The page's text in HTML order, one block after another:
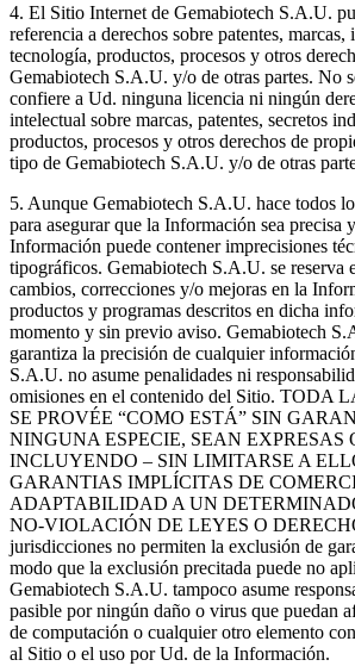
4. El Sitio Internet de Gemabiotech S.A.U.
referencia a derechos sobre patentes,
tecnología, productos, procesos y otros
Gemabiotech S.A.U. y/o de otras partes. No
confiere a Ud. ninguna licencia ni ningún
intelectual sobre marcas, patentes, secretos
productos, procesos y otros derechos de
tipo de Gemabiotech S.A.U. y/o de otras
5. Aunque Gemabiotech S.A.U. hace todos
para asegurar que la Información sea precisa
Información puede contener imprecisiones
tipográficos. Gemabiotech S.A.U. se reserva
cambios, correcciones y/o mejoras en la
productos y programas descritos en dicha
momento y sin previo aviso. Gemabiotech
garantiza la precisión de cualquier
S.A.U. no asume penalidades ni
omisiones en el contenido del Sitio. TODA
SE PROVÉE “COMO ESTÁ” SIN
NINGUNA ESPECIE, SEAN EXPRESAS
INCLUYENDO – SIN LIMITARSE A
GARANTIAS IMPLÍCITAS DE
ADAPTABILIDAD A UN
NO-VIOLACIÓN DE LEYES O
jurisdicciones no permiten la exclusión de
modo que la exclusión precitada puede no
Gemabiotech S.A.U. tampoco asume
pasible por ningún daño o virus que puedan
de computación o cualquier otro elemento
al Sitio o el uso por Ud. de la Información.